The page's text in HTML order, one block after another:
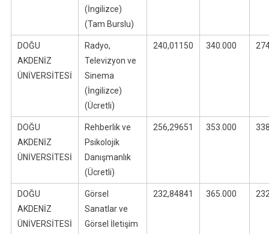
(İngilizce)
(Tam Burslu)
DOĞU
AKDENİZ
ÜNİVERSİTESİ
Radyo,
Televizyon ve
Sinema
(İngilizce)
(Ücretli)
240,01150 340.000
DOĞU
AKDENİZ
ÜNİVERSİTESİ
Rehberlik ve
Psikolojik
Danışmanlık
(Ücretli)
256,29651 353.000
DOĞU
AKDENİZ
ÜNİVERSİTESİ
Görsel
Sanatlar ve
Görsel İletişim
232,84841 365.000